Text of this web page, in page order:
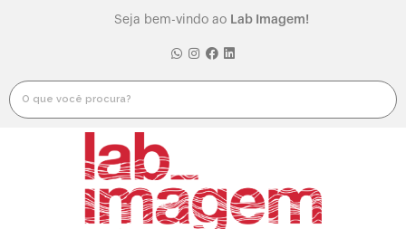
Seja bem-vindo ao Lab Imagem!